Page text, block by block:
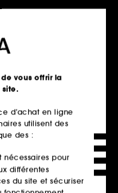
fois
vous offrir la
d’achat en ligne
utilisent des
des :
nécessaires pour
différentes
du site et sécuriser